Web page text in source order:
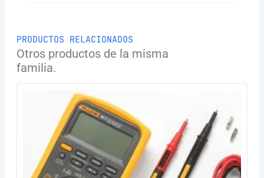
PRODUCTOS RELACIONADOS
Otros productos de la misma
familia.